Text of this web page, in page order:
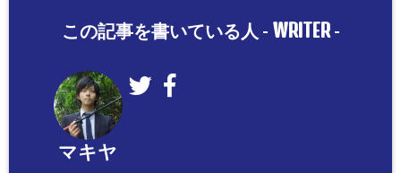
この記事を書いている人 - WRITER-
マキヤ